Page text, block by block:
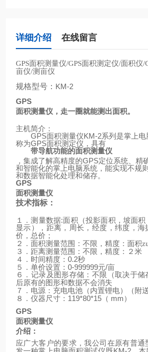
详细介绍 在线留言
GPS面积测量仪/GPS面积测定仪/面积仪/
亩仪/测亩仪
规格型号： KM-2
GPS
面积测量仪，走一圈就能测出面积。
主机简介：
GPS面积测量仪KM-2系列是掌上
称为GPS面积测定仪，具有
带导航功能的面积测量仪
，集成了解高精度的GPS定位系统、精
和智能化的掌上电脑系统，能实现不规
和数据智能化处理和储存。
GPS
面积测量仪
技术指标：
１．测量数据:面积（投影面积，坡面
显示），距离，周长，经度，纬度，
价，总价；
２．面积测量范围：不限，精度：面积
３．距离测量范围：不限，精度：２米
４．时间精度： 0.2秒
５．单价设置： 0-999999元/亩
６．记录及图形存储：不限（取决于
后原有的图形和数据不会消失
７．电源：充电电池（内置锂电）
（ 附
８．仪器尺寸： 119*80*15 （ mm）
GPS
面积测量仪
介绍：
应广大客户的要求，我公司在原有普通